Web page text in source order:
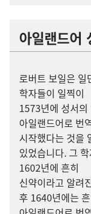
아일랜드어
로버트 보일은 일
학자들이 일찍이
1573년에 성서의
아일랜드어로 번
시작했다는 것을
있었습니다. 그
1602년에 흔히
신약이라고 알려
후 1640년에는